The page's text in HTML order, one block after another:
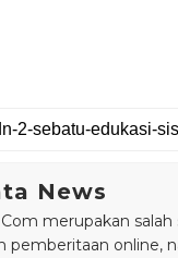
News
merupakan
pemberitaan online,